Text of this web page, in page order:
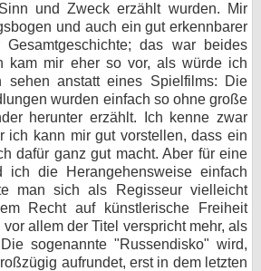
und Zweck erzählt wurden. Mir
und auch ein gut erkennbarer
das war beides
kam mir eher so vor, als würde ich
sehen anstatt eines Spielfilms: Die
wurden einfach so ohne große
herunter erzählt. Ich kenne zwar
ich kann mir gut vorstellen, dass ein
dafür ganz gut macht. Aber für eine
ich die Herangehensweise einfach
man sich als Regisseur vielleicht
Recht auf künstlerische Freiheit
allem der Titel verspricht mehr, als
sogenannte "Russendisko" wird,
aufrundet, erst in dem letzten